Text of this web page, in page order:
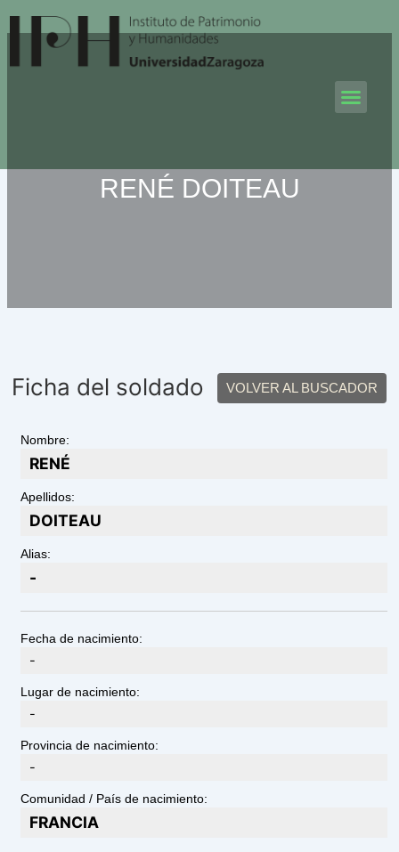
al
contenido
RENÉ DOITEAU
Ficha del soldado VOLVER AL BUSCADOR
Nombre:
RENÉ
Apellidos:
DOITEAU
Alias:
-
Fecha de nacimiento:
-
Lugar de nacimiento:
-
Provincia de nacimiento:
-
Comunidad / País de nacimiento:
FRANCIA